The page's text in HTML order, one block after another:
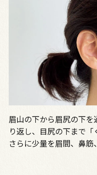
眉山の下から眉尻の下
り返し、目尻の下まで「
さらに少量を眉間、鼻筋